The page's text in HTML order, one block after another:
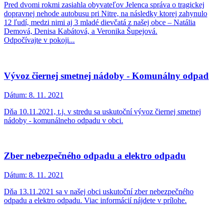
Pred dvomi rokmi zasiahla obyvateľov Jelenca správa o tragickej
dopravnej nehode autobusu pri Nitre, na následky ktorej zahynulo
12 ľudí, medzi nimi aj 3 mladé dievčatá z našej obce – Natália
Demová, Denisa Kabátová, a Veronika Šupejová.
Odpočívajte v pokoji...
Vývoz čiernej smetnej nádoby - Komunálny odpad
Dátum: 8. 11. 2021
Dňa 10.11.2021, t.j. v stredu sa uskutoční vývoz čiernej smetnej
nádoby - komunálneho odpadu v obci.
Zber nebezpečného odpadu a elektro odpadu
Dátum: 8. 11. 2021
Dňa 13.11.2021 sa v našej obci uskutoční zber nebezpečného
odpadu a elektro odpadu. Viac informácií nájdete v prílohe.